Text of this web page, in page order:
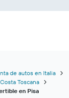
de autos en Italia
Toscana
en Pisa